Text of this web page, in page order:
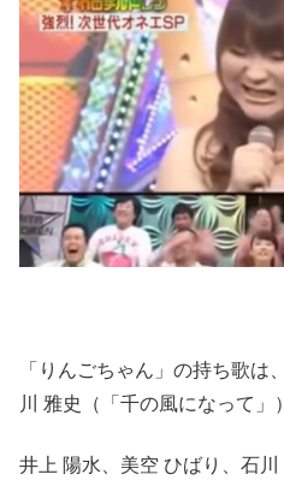
「りんごちゃん」の持ち歌は
川 雅史（「千の風になって」）
井上 陽水、美空 ひばり、石